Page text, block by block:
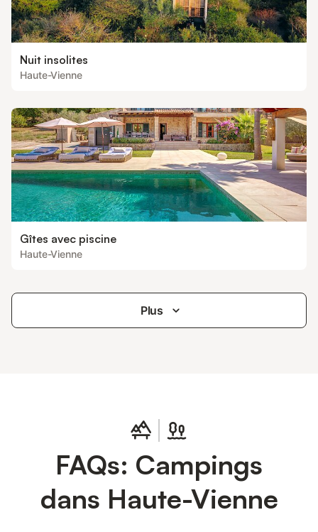
Nuit insolites
Haute-Vienne
Gîtes avec piscine
Haute-Vienne
Plus
FAQs: Campings
dans Haute-Vienne